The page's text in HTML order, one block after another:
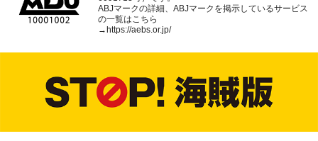
ABJマークの詳細、ABJマークを掲示しているサービス
の一覧はこちら
→ https://aebs.or.jp/